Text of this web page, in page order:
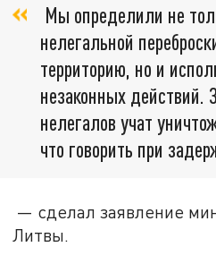
Мы определили не
нелегальной
территорию, но и
незаконных действий.
нелегалов учат
что говорить при
— сделал заявление
Литвы.